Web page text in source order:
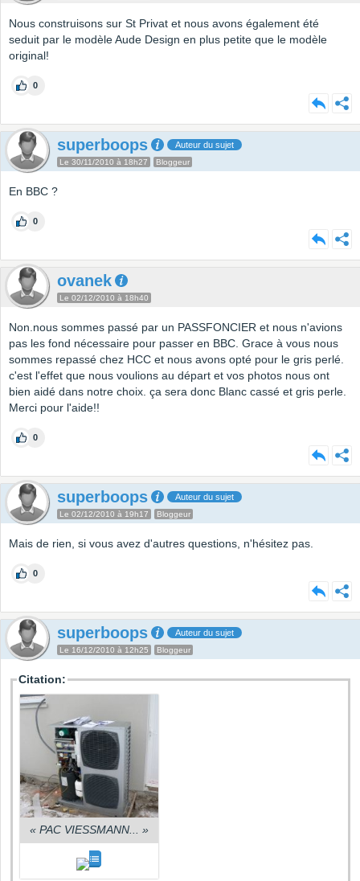
Nous construisons sur St Privat et nous avons également été
seduit par le modèle Aude Design en plus petite que le modèle
original!
0
superboops Auteur du sujet
Le 30/11/2010 à 18h27 Bloggeur
En BBC ?
0
ovanek
Le 02/12/2010 à 18h40
Non.nous sommes passé par un PASSFONCIER et nous n'avions
pas les fond nécessaire pour passer en BBC. Grace à vous nous
sommes repassé chez HCC et nous avons opté pour le gris perlé.
c'est l'effet que nous voulions au départ et vos photos nous ont
bien aidé dans notre choix. ça sera donc Blanc cassé et gris perle.
Merci pour l'aide!!
0
superboops Auteur du sujet
Le 02/12/2010 à 19h17 Bloggeur
Mais de rien, si vous avez d'autres questions, n'hésitez pas.
0
superboops Auteur du sujet
Le 16/12/2010 à 12h25 Bloggeur
Citation:
« PAC VIESSMANN... »